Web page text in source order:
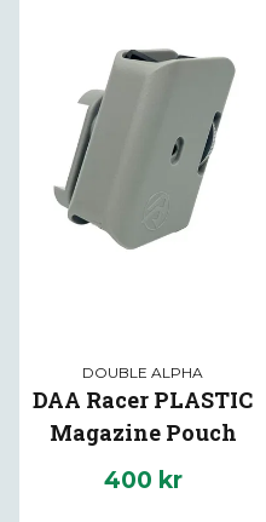
DOUBLE ALPHA
DAA Racer PLASTIC
Magazine Pouch
Silver
400 kr